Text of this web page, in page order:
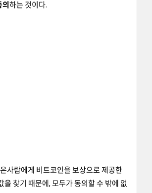
의 하는 것이다.
사람에게 비트코인을 보상으로 제공한
을 찾기 때문에, 모두가 동의할 수 밖에 없